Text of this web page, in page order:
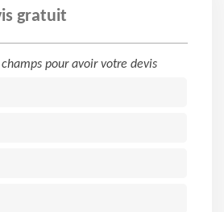
gratuit
pour avoir votre devis